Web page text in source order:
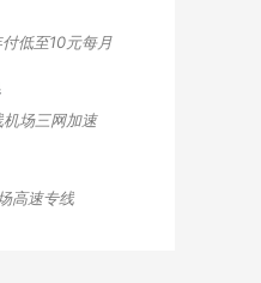
低至10元每月
机场三网加速
高速专线